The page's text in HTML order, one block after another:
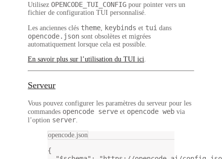
Utilisez OPENCODE_TUI_CONFIG pour pointer vers un
fichier de configuration TUI personnalisé.
Les anciennes clés theme, keybinds et tui dans
opencode.json sont obsolètes et migrées
automatiquement lorsque cela est possible.
En savoir plus sur l’utilisation du TUI ici.
Serveur
Vous pouvez configurer les paramètres du serveur pour les
commandes opencode serve et opencode web via
l’option server.
opencode.json
{